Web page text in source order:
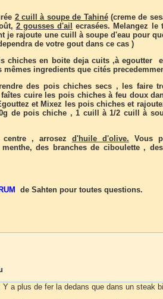
2 cuill à soupe de Tahiné(creme de
2 gousses d'ail
ecrasées. Melangez le
je rajoute une cuill à soupe d'eau pour
de votre gout dans ce cas )
chiches en boite deja cuits ,à egoutter
ingredients que cités
des pois chiches secs , les faire
cuire les pois chiches à feu doux
et Mixez les pois chiches et
de pois chiche , 1 cuill à 1/2 cuill à
centre , arrosez d'huile d'olive. Vous
des branches de ciboulette ,
de Sahten pour toutes questions.
a plus de fer la dedans que dans un steak